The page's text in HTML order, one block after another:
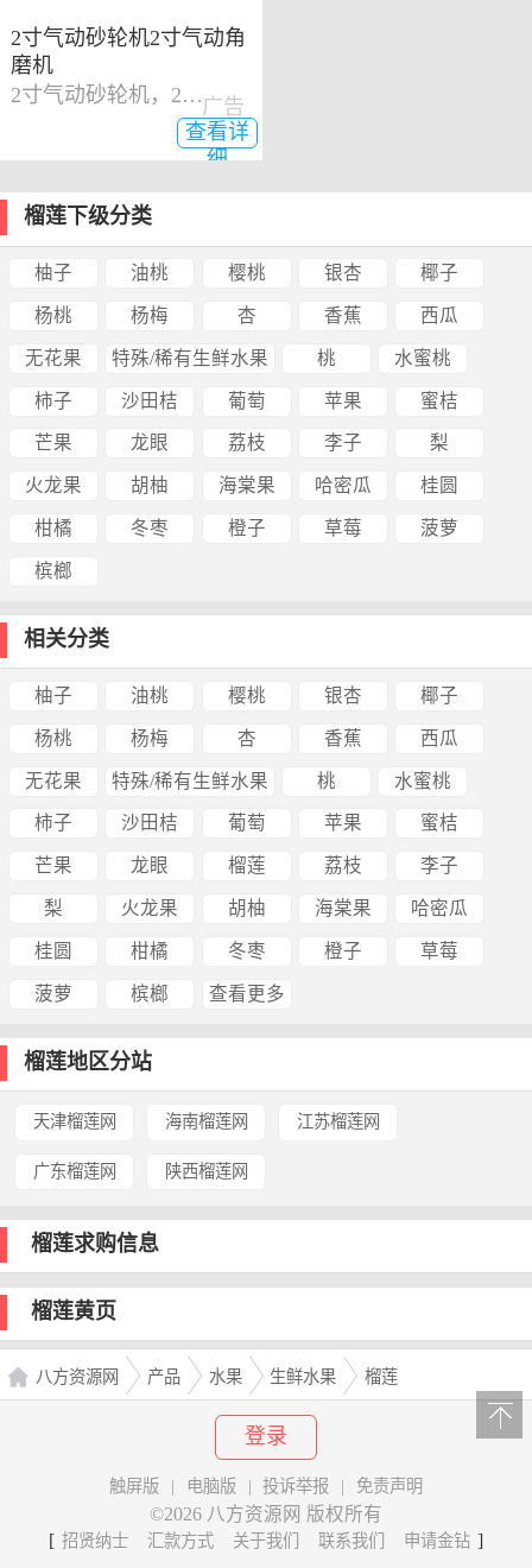
2寸气动砂轮机2寸气动角
磨机
2寸气动砂轮机，2寸气动角磨机
查看详
细
广告
榴莲下级分类
柚子 油桃 樱桃 银杏 椰子
杨桃 杨梅 杏 香蕉 西瓜
无花果 特殊/稀有生鲜水果 桃 水蜜桃
柿子 沙田桔 葡萄 苹果 蜜桔
芒果 龙眼 荔枝 李子 梨
火龙果 胡柚 海棠果 哈密瓜 桂圆
柑橘 冬枣 橙子 草莓 菠萝
槟榔
相关分类
柚子 油桃 樱桃 银杏 椰子
杨桃 杨梅 杏 香蕉 西瓜
无花果 特殊/稀有生鲜水果 桃 水蜜桃
柿子 沙田桔 葡萄 苹果 蜜桔
芒果 龙眼 榴莲 荔枝 李子
梨 火龙果 胡柚 海棠果 哈密瓜
桂圆 柑橘 冬枣 橙子 草莓
菠萝 槟榔 查看更多
榴莲地区分站
天津榴莲网 海南榴莲网 江苏榴莲网
广东榴莲网 陕西榴莲网
榴莲求购信息
榴莲黄页
八方资源网 产品 水果 生鲜水果 榴莲
登录
触屏版 | 电脑版 | 投诉举报 | 免责声明
©2026 八方资源网 版权所有
[ 招贤纳士 汇款方式 关于我们 联系我们 申请金钻 ]